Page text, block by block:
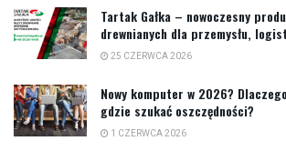
Tartak Gałka – nowoczesny
drewnianych dla przemysłu,
25 CZERWCA 2026
Nowy komputer w 2026?
gdzie szukać oszczędności?
1 CZERWCA 2026